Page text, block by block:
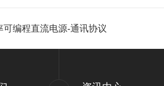
编程直流电源-通讯协议